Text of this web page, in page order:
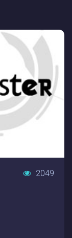
2049